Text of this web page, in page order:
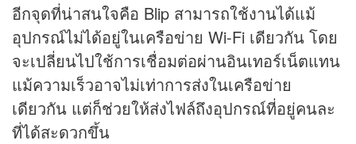
อีกจุดที่น่าสนใจคือ Blip สามารถใช้งานได้แม้
อุปกรณ์ไม่ได้อยู่ในเครือข่าย Wi-Fi เดียวกัน โดย
จะเปลี่ยนไปใช้การเชื่อมต่อผ่านอินเทอร์เน็ตแทน
แม้ความเร็วอาจไม่เท่าการส่งในเครือข่าย
เดียวกัน แต่ก็ช่วยให้ส่งไฟล์ถึงอุปกรณ์ที่อยู่คนละ
ที่ได้สะดวกขึ้น